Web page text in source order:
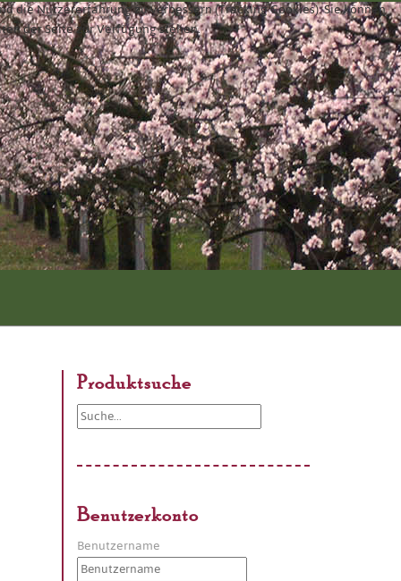
Produktsuche
Benutzerkonto
Benutzername
die Nutzererfahrung zu verbessern (Tracking Cookies). Sie können
der Seite zur Verfügung stehen.